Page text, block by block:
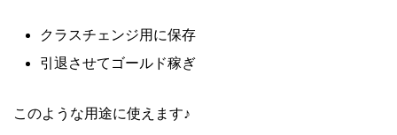
クラスチェンジ用に保存
引退させてゴールド稼ぎ
このような用途に使えます♪